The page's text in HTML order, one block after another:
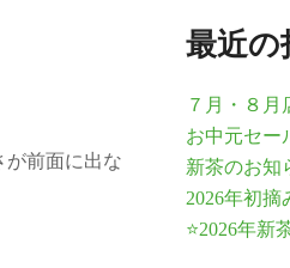
が前面に出な
最近の
７月・８月
お中元セー
新茶のお知
2026年初摘
⭐2026年新